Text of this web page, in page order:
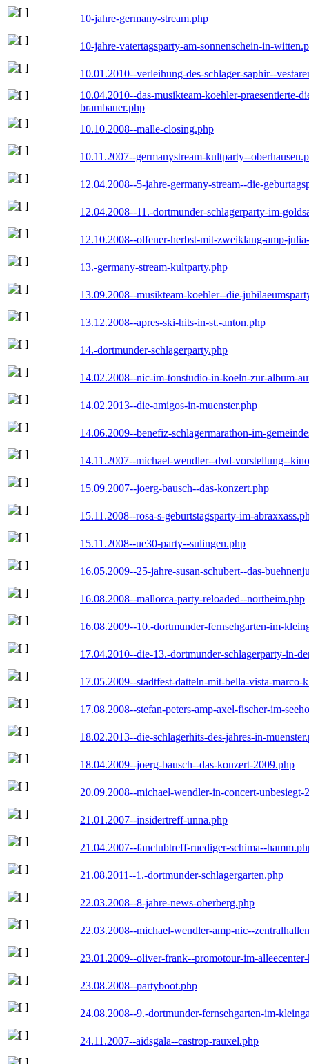
10-jahre-germany-stream.php
10-jahre-vatertagsparty-am-sonnenschein-in-
10.01.2010--verleihung-des-schlager-saphir--
10.04.2010--das-musikteam-koehler-praesentierte-
brambauer.php
10.10.2008--malle-closing.php
10.11.2007--germanystream-kultparty--
12.04.2008--5-jahre-germany-stream--die-
12.04.2008--11.-dortmunder-schlagerparty-im-
12.10.2008--olfener-herbst-mit-zweiklang-amp-
13.-germany-stream-kultparty.php
13.09.2008--musikteam-koehler--die-
13.12.2008--apres-ski-hits-in-st.-anton.php
14.-dortmunder-schlagerparty.php
14.02.2008--nic-im-tonstudio-in-koeln-zur-album-
14.02.2013--die-amigos-in-muenster.php
14.06.2009--benefiz-schlagermarathon-im-
14.11.2007--michael-wendler--dvd-vorstellung--
15.09.2007--joerg-bausch--das-konzert.php
15.11.2008--rosa-s-geburtstagsparty-im-
15.11.2008--ue30-party--sulingen.php
16.05.2009--25-jahre-susan-schubert--das-
16.08.2008--mallorca-party-reloaded--northeim.php
16.08.2009--10.-dortmunder-fernsehgarten-im-
17.04.2010--die-13.-dortmunder-schlagerparty-in-
17.05.2009--stadtfest-datteln-mit-bella-vista-marco-
17.08.2008--stefan-peters-amp-axel-fischer-im-
18.02.2013--die-schlagerhits-des-jahres-in-
18.04.2009--joerg-bausch--das-konzert-2009.php
20.09.2008--michael-wendler-in-concert-unbesiegt-
21.01.2007--insidertreff-unna.php
21.04.2007--fanclubtreff-ruediger-schima--
21.08.2011--1.-dortmunder-schlagergarten.php
22.03.2008--8-jahre-news-oberberg.php
22.03.2008--michael-wendler-amp-nic--
23.01.2009--oliver-frank--promotour-im-
23.08.2008--partyboot.php
24.08.2008--9.-dortmunder-fernsehgarten-im-
24.11.2007--aidsgala--castrop-rauxel.php